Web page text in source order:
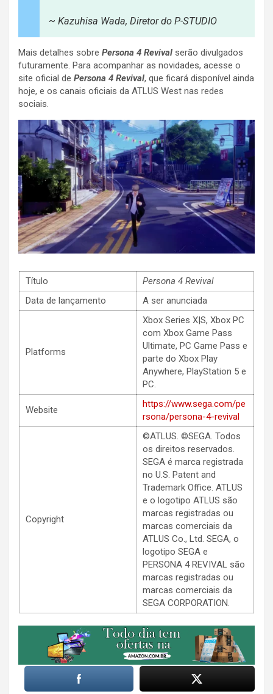
~ Kazuhisa Wada, Diretor do P-STUDIO
Mais detalhes sobre Persona 4 Revival serão divulgados
futuramente. Para acompanhar as novidades, acesse o
site oficial de Persona 4 Revival, que ficará disponível ainda
hoje, e os canais oficiais da ATLUS West nas redes
sociais.
Título
Persona 4 Revival
Data de lançamento
A ser anunciada
Platforms
Xbox Series X|S, Xbox PC
com Xbox Game Pass
Ultimate, PC Game Pass e
parte do Xbox Play
Anywhere, PlayStation 5 e
PC.
Website
https://www.sega.com/pe
rsona/persona-4-revival
Copyright
©ATLUS. ©SEGA. Todos
os direitos reservados.
SEGA é marca registrada
no U.S. Patent and
Trademark Office. ATLUS
e o logotipo ATLUS são
marcas registradas ou
marcas comerciais da
ATLUS Co., Ltd. SEGA, o
logotipo SEGA e
PERSONA 4 REVIVAL são
marcas registradas ou
marcas comerciais da
SEGA CORPORATION.